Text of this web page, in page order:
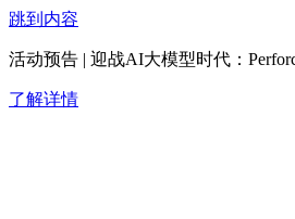
跳到内容
活动预告 | 迎战AI大模型时代：
了解详情